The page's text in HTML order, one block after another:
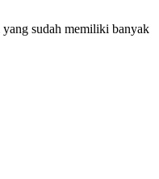
sudah memiliki banyak